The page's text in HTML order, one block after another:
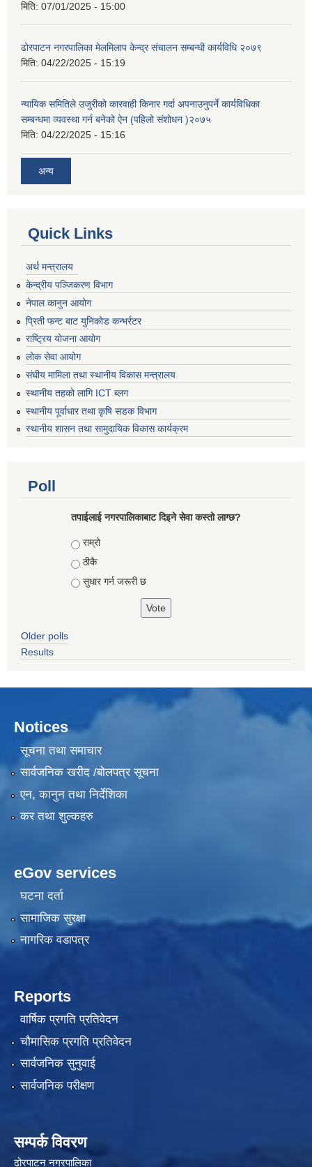
मिति: 07/01/2025 - 15:00
ढोरपाटन नगरपालिका मेलमिलाप केन्द्र संचालन सम्बन्धी कार्यविधि २०७९
मिति: 04/22/2025 - 15:19
न्यायिक समितिले उजुरीको कारवाही किनार गर्दा अपनाउनुपर्ने कार्यविधिका
सम्बन्धमा व्यवस्था गर्न बनेको ऐन (पहिलो संशोधन )२०७५
मिति: 04/22/2025 - 15:16
अन्य
Quick Links
अर्थ मन्त्रालय
केन्द्रीय पञ्जिकरण विभाग
नेपाल कानुन आयोग
प्रिती फन्ट बाट युनिकोड कन्भर्रटर
राष्ट्रिय योजना आयोग
लोक सेवा आयोग
संघीय मामिला तथा स्थानीय विकास मन्त्रालय
स्थानीय तहको लागि ICT ब्लग
स्थानीय पूर्वाधार तथा कृषि सडक विभाग
स्थानीय शासन तथा सामुदायिक विकास कार्यक्रम
Poll
तपाईलाई नगरपालिकाबाट दिइने सेवा कस्तो लाग्छ?
Choices
राम्रो
ठीकै
सुधार गर्न जरूरी छ
Older polls
Results
Notices
सूचना तथा समाचार
सार्वजनिक खरीद /बोलपत्र सूचना
एन, कानुन तथा निर्देशिका
कर तथा शुल्कहरु
eGov services
घटना दर्ता
सामाजिक सुरक्षा
नागरिक वडापत्र
Reports
वार्षिक प्रगति प्रतिवेदन
चौमासिक प्रगति प्रतिवेदन
सार्वजनिक सुनुवाई
सार्वजनिक परीक्षण
सम्पर्क विवरण
ढोरपाटन नगरपालिका